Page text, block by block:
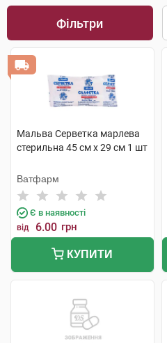
Фільтри
Мальва Серветка марлева
стерильна 45 см x 29 cм 1 шт
Ватфарм
Є в наявності
від 6.00 грн
КУПИТИ